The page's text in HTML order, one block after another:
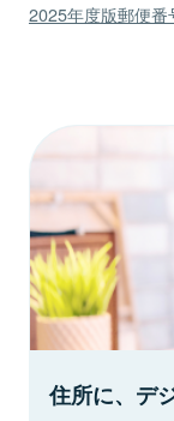
2025年度版郵便番
住所に、デ